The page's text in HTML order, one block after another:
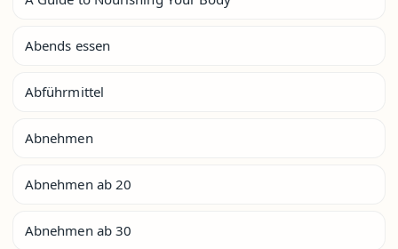
Abends essen
Abführmittel
Abnehmen
Abnehmen ab 20
Abnehmen ab 30